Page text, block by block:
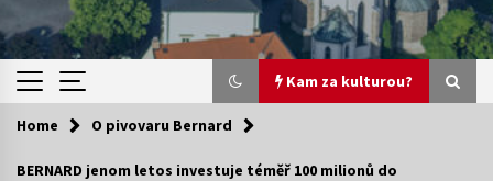
Kam za kulturou?
Kam za kulturou?
Home O pivovaru Bernard
BERNARD jenom letos investuje téměř 100 milionů do